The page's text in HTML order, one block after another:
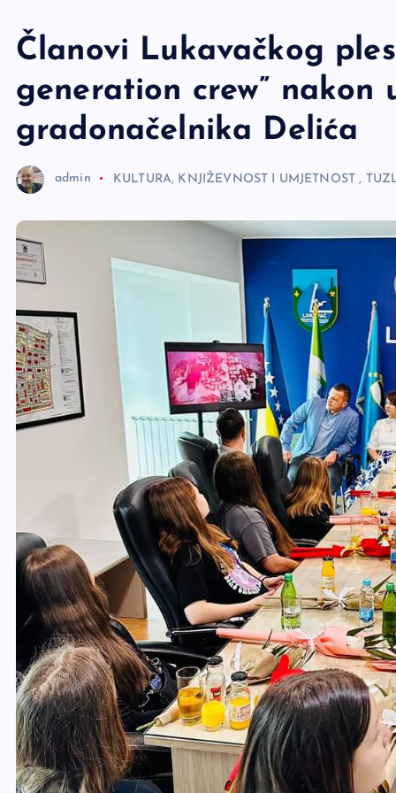
Članovi Lukavačkog
generation crew” nakon
gradonačelnika Delića
admin KULTURA, KNJIŽEVNOST I UMJETNOST ,